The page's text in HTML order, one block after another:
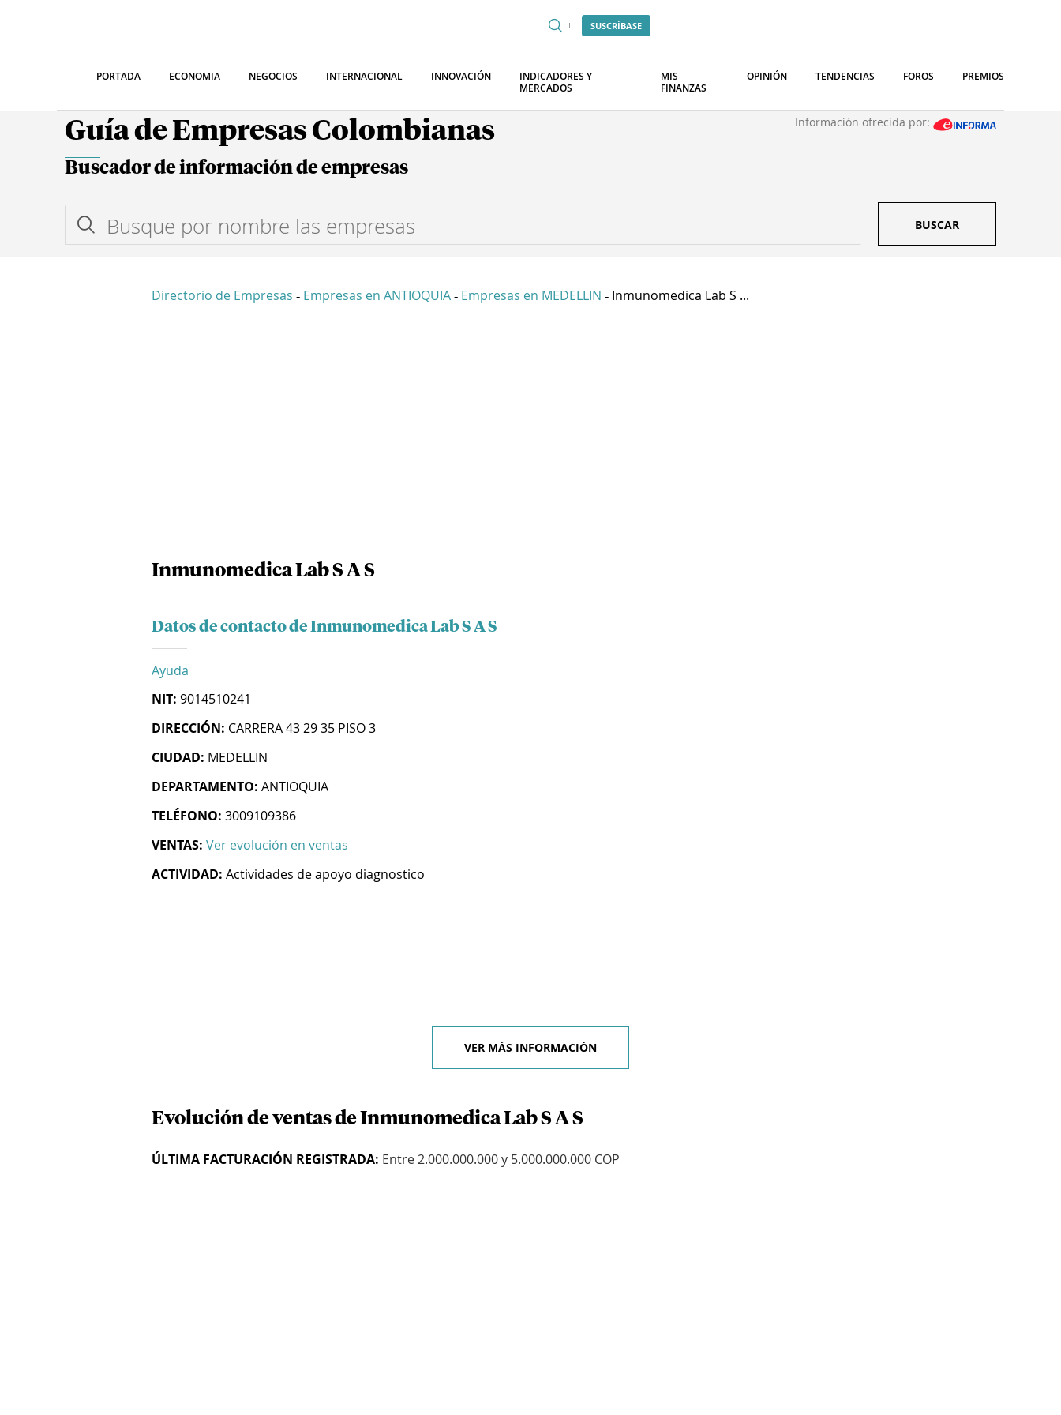
SUSCRÍBASE
PORTADA ECONOMIA NEGOCIOS INTERNACIONAL INNOVACIÓN
INDICADORES Y
MERCADOS
MIS
FINANZAS
OPINIÓN TENDENCIAS FOROS PREMIOS
Guía de Empresas Colombianas Información ofrecida por:
Buscador de información de empresas
BUSCAR
Directorio de Empresas - Empresas en ANTIOQUIA - Empresas en MEDELLIN - Inmunomedica Lab S ...
Inmunomedica Lab S A S
Datos de contacto de Inmunomedica Lab S A S
Ayuda
NIT: 9014510241
DIRECCIÓN: CARRERA 43 29 35 PISO 3
CIUDAD: MEDELLIN
DEPARTAMENTO: ANTIOQUIA
TELÉFONO: 3009109386
VENTAS: Ver evolución en ventas
ACTIVIDAD: Actividades de apoyo diagnostico
VER MÁS INFORMACIÓN
Evolución de ventas de Inmunomedica Lab S A S
ÚLTIMA FACTURACIÓN REGISTRADA: Entre 2.000.000.000 y 5.000.000.000 COP